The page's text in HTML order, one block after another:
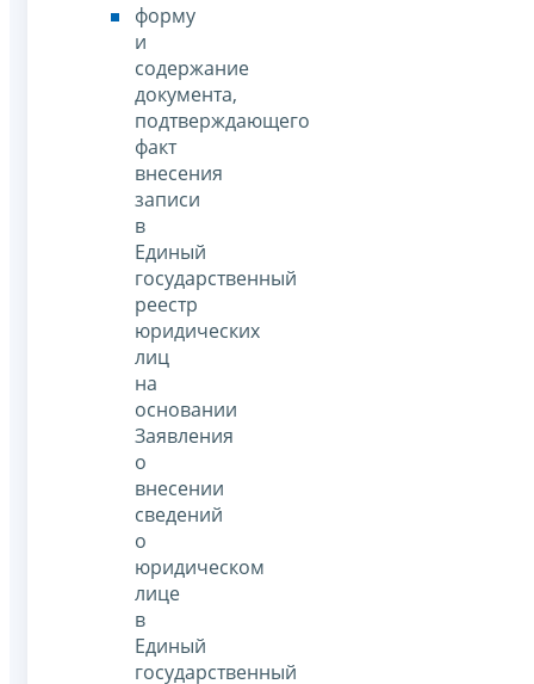
форму
и
содержание
документа,
подтверждающего
факт
внесения
записи
в
Единый
государственный
реестр
юридических
лиц
на
основании
Заявления
о
внесении
сведений
о
юридическом
лице
в
Единый
государственный